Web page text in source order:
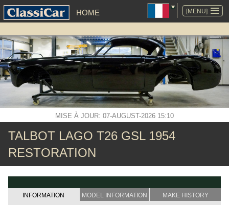
[MENU]
HOME
ALLER
AU
CONTENU
MISE À JOUR: 07-AUGUST-2026 15:10
TALBOT LAGO T26 GSL 1954
RESTORATION
INFORMATION MODEL INFORMATION MAKE HISTORY